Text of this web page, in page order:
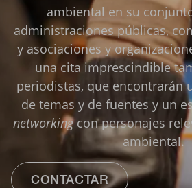
ambiental en su
administraciones públicas,
y asociaciones y
una cita imprescindible
periodistas, que encontrarán
de temas y de fuentes y un
networkingcon personajes
ambiental.
CONTACTAR